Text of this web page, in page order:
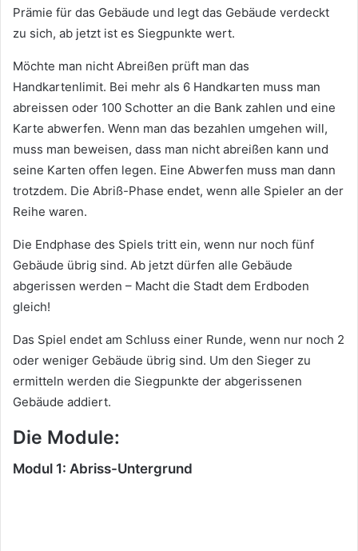
Prämie für das Gebäude und legt das Gebäude verdeckt
zu sich, ab jetzt ist es Siegpunkte wert.
Möchte man nicht Abreißen prüft man das
Handkartenlimit. Bei mehr als 6 Handkarten muss man
abreissen oder 100 Schotter an die Bank zahlen und eine
Karte abwerfen. Wenn man das bezahlen umgehen will,
muss man beweisen, dass man nicht abreißen kann und
seine Karten offen legen. Eine Abwerfen muss man dann
trotzdem. Die Abriß-Phase endet, wenn alle Spieler an der
Reihe waren.
Die Endphase des Spiels tritt ein, wenn nur noch fünf
Gebäude übrig sind. Ab jetzt dürfen alle Gebäude
abgerissen werden – Macht die Stadt dem Erdboden
gleich!
Das Spiel endet am Schluss einer Runde, wenn nur noch 2
oder weniger Gebäude übrig sind. Um den Sieger zu
ermitteln werden die Siegpunkte der abgerissenen
Gebäude addiert.
Die Module:
Modul 1: Abriss-Untergrund